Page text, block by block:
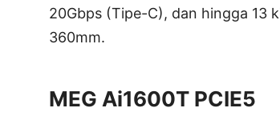
20Gbps (Tipe-C), dan hingga 13
360mm.
MEG Ai1600T PCIE5